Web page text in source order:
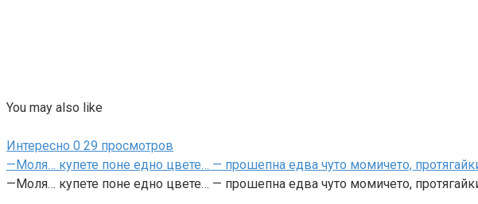
You may also like
Интересно 0 29 просмотров
—Моля… купете поне едно цвете… — прошепна едва чуто момичето,
—Моля… купете поне едно цвете… — прошепна едва чуто момичето,